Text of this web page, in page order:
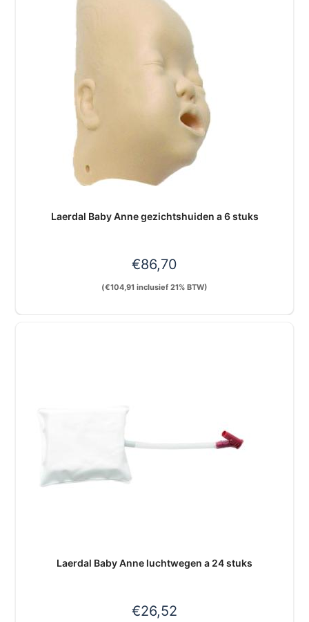
Laerdal Baby Anne gezichtshuiden a 6 stuks
€86,70
(€104,91 inclusief 21% BTW)
Laerdal Baby Anne luchtwegen a 24 stuks
€26,52